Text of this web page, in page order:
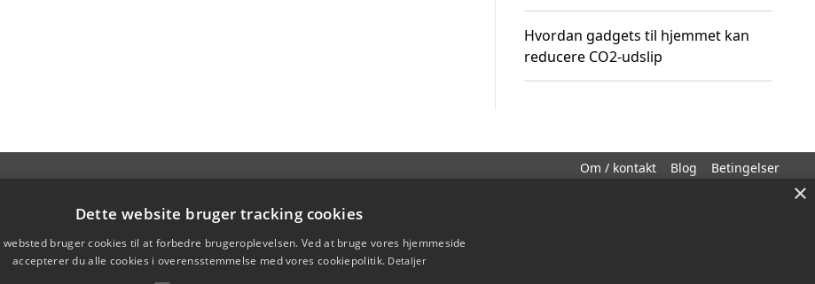
Hvordan gadgets til hjemmet kan
reducere CO2-udslip
Om / kontakt Blog Betingelser
×
Dette website bruger tracking cookies
websted bruger cookies til at forbedre brugeroplevelsen. Ved at bruge vores hjemmeside
accepterer du alle cookies i overensstemmelse med vores cookiepolitik. Detaljer